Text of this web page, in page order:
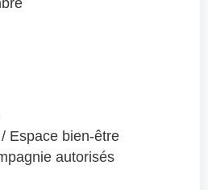
Espace bien-être
autorisés